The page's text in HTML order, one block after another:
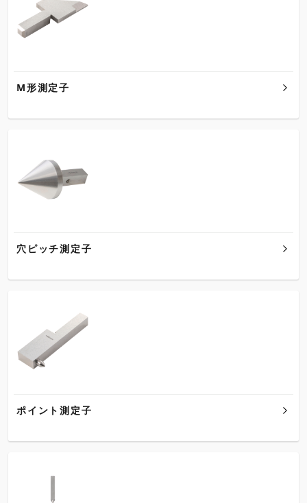
M形測定子
穴ピッチ測定子
ポイント測定子